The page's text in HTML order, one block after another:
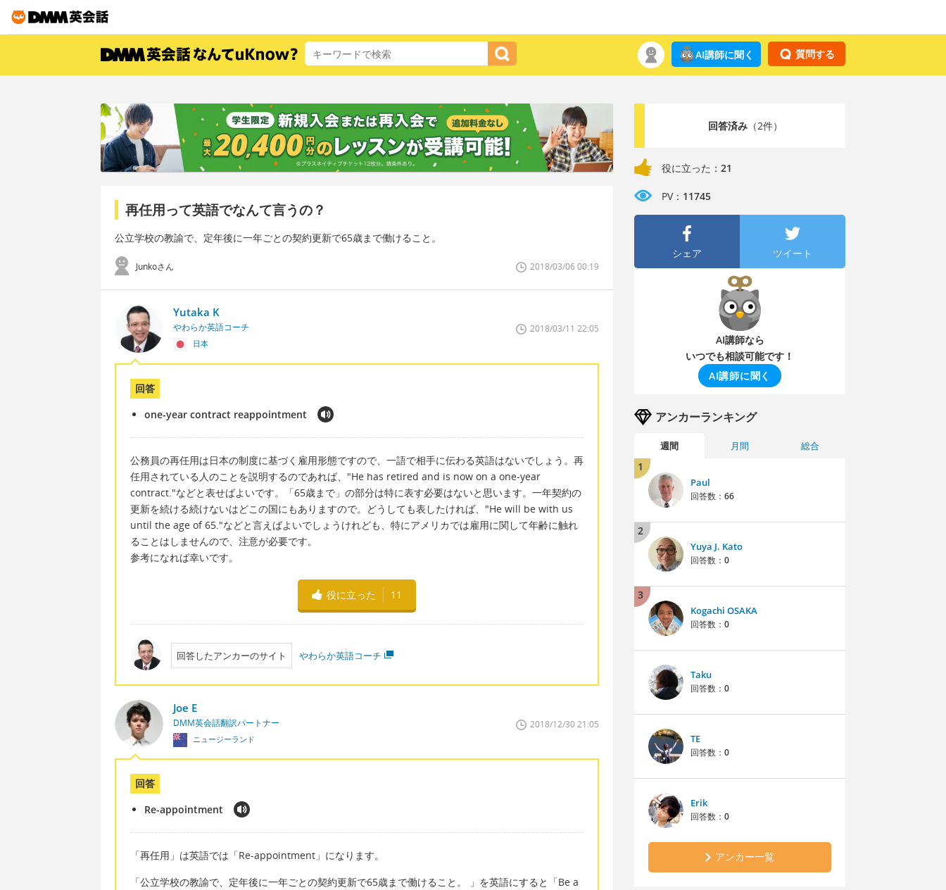
質問する
AI講師に聞く
再任用って英語でなんて言うの？
公立学校の教諭で、定年後に一年ごとの契約更新で65歳まで働けること。
Junkoさん 2018/03/06 00:19
Yutaka K
やわらか英語コーチ
日本
2018/03/11 22:05
回答
one-year contract reappointment
公務員の再任用は日本の制度に基づく雇用形態ですので、一語で相手に伝わる英語はないでしょう。再
任用されている人のことを説明するのであれば、"He has retired and is now on a one-year
contract."などと表せばよいです。「65歳まで」の部分は特に表す必要はないと思います。一年契約の
更新を続ける続けないはどこの国にもありますので。どうしても表したければ、"He will be with us
until the age of 65."などと言えばよいでしょうけれども、特にアメリカでは雇用に関して年齢に触れ
ることはしませんので、注意が必要です。
参考になれば幸いです。
役に立った 11
回答したアンカーのサイト やわらか英語コーチ
Joe E
DMM英会話翻訳パートナー
ニュージーランド
2018/12/30 21:05
回答
Re-appointment
「再任用」は英語では「Re-appointment」になります。
「公立学校の教諭で、定年後に一年ごとの契約更新で65歳まで働けること。 」を英語にすると「Be a
回答済み（2件）
役に立った： 21
PV： 11745
シェア ツイート
AI講師なら
いつでも相談可能です！
AI講師に聞く
アンカーランキング
週間 月間 総合
1
Paul
回答数： 66
2
Yuya J. Kato
回答数： 0
3
Kogachi OSAKA
回答数： 0
Taku
回答数： 0
TE
回答数： 0
Erik
回答数： 0
アンカー一覧